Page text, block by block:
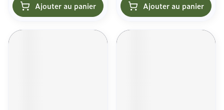
Ajouter au panier Ajouter au panier